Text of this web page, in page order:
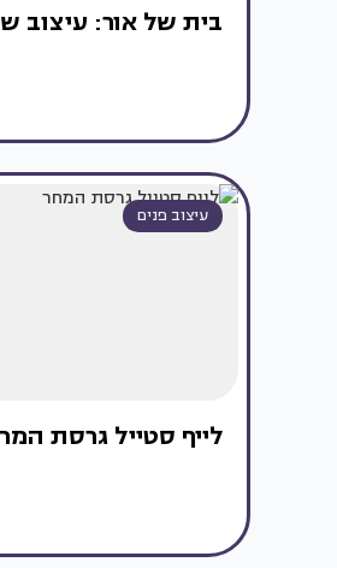
בית של אור: עיצוב
עיצוב פנים
לייף סטייל גרסת